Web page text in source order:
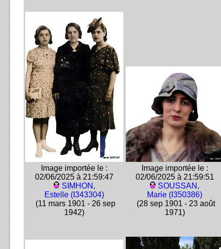
Image importée le :
02/06/2025 à 21:59:47
SIMHON,
Estelle (I343304)
(11 mars 1901 - 26 sep
1942)
Image importée le :
02/06/2025 à 21:59:51
SOUSSAN,
Marie (I350386)
(28 sep 1901 - 23 août
1971)